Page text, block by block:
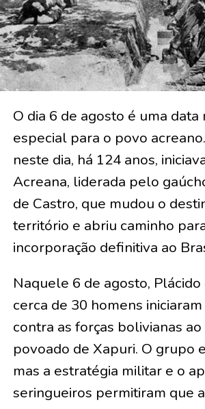
O dia 6 de agosto é uma data
especial para o povo
neste dia, há 124 anos,
Acreana, liderada pelo
de Castro, que mudou o
território e abriu caminho
incorporação definitiva ao
Naquele 6 de agosto,
cerca de 30 homens
contra as forças bolivianas
povoado de Xapuri. O grupo
mas a estratégia militar e o
seringueiros permitiram que